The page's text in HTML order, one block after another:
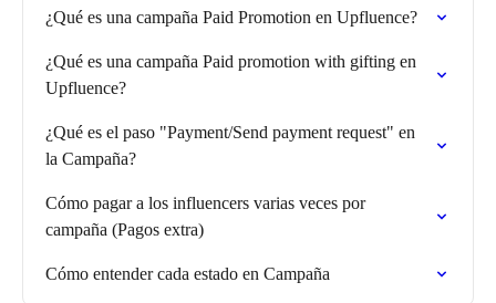
¿Qué es una campaña Paid Promotion en Upfluence?
¿Qué es una campaña Paid promotion with gifting en
Upfluence?
¿Qué es el paso "Payment/Send payment request" en
la Campaña?
Cómo pagar a los influencers varias veces por
campaña (Pagos extra)
Cómo entender cada estado en Campaña